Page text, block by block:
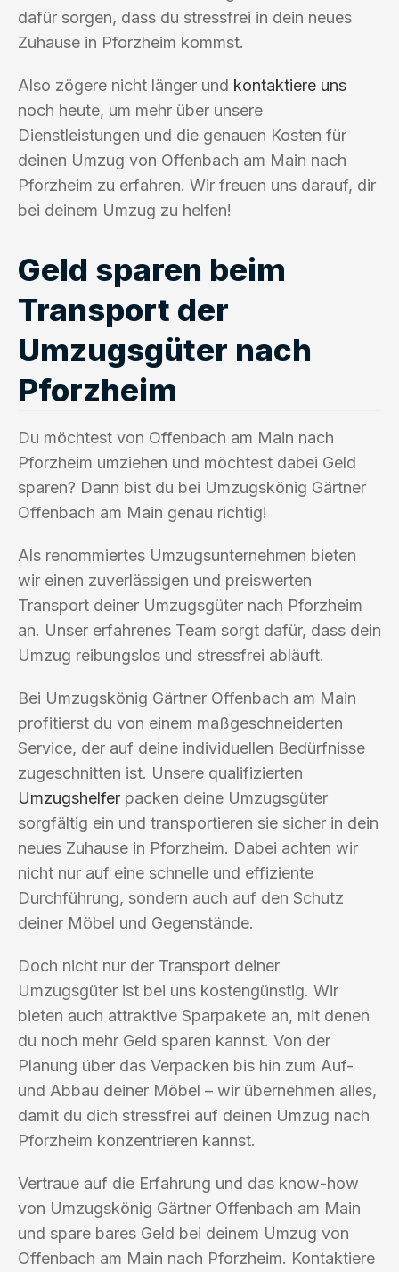
dafür sorgen, dass du stressfrei in dein neues
Zuhause in Pforzheim kommst.
Also zögere nicht länger und kontaktiere uns
noch heute, um mehr über unsere
Dienstleistungen und die genauen Kosten für
deinen Umzug von Offenbach am Main nach
Pforzheim zu erfahren. Wir freuen uns darauf, dir
bei deinem Umzug zu helfen!
Geld sparen beim
Transport der
Umzugsgüter nach
Pforzheim
Du möchtest von Offenbach am Main nach
Pforzheim umziehen und möchtest dabei Geld
sparen? Dann bist du bei Umzugskönig Gärtner
Offenbach am Main genau richtig!
Als renommiertes Umzugsunternehmen bieten
wir einen zuverlässigen und preiswerten
Transport deiner Umzugsgüter nach Pforzheim
an. Unser erfahrenes Team sorgt dafür, dass dein
Umzug reibungslos und stressfrei abläuft.
Bei Umzugskönig Gärtner Offenbach am Main
profitierst du von einem maßgeschneiderten
Service, der auf deine individuellen Bedürfnisse
zugeschnitten ist. Unsere qualifizierten
Umzugshelfer packen deine Umzugsgüter
sorgfältig ein und transportieren sie sicher in dein
neues Zuhause in Pforzheim. Dabei achten wir
nicht nur auf eine schnelle und effiziente
Durchführung, sondern auch auf den Schutz
deiner Möbel und Gegenstände.
Doch nicht nur der Transport deiner
Umzugsgüter ist bei uns kostengünstig. Wir
bieten auch attraktive Sparpakete an, mit denen
du noch mehr Geld sparen kannst. Von der
Planung über das Verpacken bis hin zum Auf-
und Abbau deiner Möbel – wir übernehmen alles,
damit du dich stressfrei auf deinen Umzug nach
Pforzheim konzentrieren kannst.
Vertraue auf die Erfahrung und das know-how
von Umzugskönig Gärtner Offenbach am Main
und spare bares Geld bei deinem Umzug von
Offenbach am Main nach Pforzheim. Kontaktiere